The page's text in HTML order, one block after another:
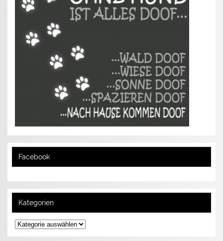
Facebook
Kategorien
Kategorien